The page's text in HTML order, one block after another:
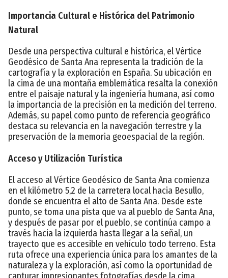
Importancia Cultural e Histórica del Patrimonio
Natural
Desde una perspectiva cultural e histórica, el Vértice
Geodésico de Santa Ana representa la tradición de la
cartografía y la exploración en España. Su ubicación en
la cima de una montaña emblemática resalta la conexión
entre el paisaje natural y la ingeniería humana, así como
la importancia de la precisión en la medición del terreno.
Además, su papel como punto de referencia geográfico
destaca su relevancia en la navegación terrestre y la
preservación de la memoria geoespacial de la región.
Acceso y Utilización Turística
El acceso al Vértice Geodésico de Santa Ana comienza
en el kilómetro 5,2 de la carretera local hacia Besullo,
donde se encuentra el alto de Santa Ana. Desde este
punto, se toma una pista que va al pueblo de Santa Ana,
y después de pasar por el pueblo, se continúa campo a
través hacia la izquierda hasta llegar a la señal, un
trayecto que es accesible en vehículo todo terreno. Esta
ruta ofrece una experiencia única para los amantes de la
naturaleza y la exploración, así como la oportunidad de
capturar impresionantes fotografías desde la cima.